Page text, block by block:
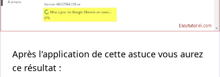
Après l'application de cette astuce vous aurez
ce résultat :